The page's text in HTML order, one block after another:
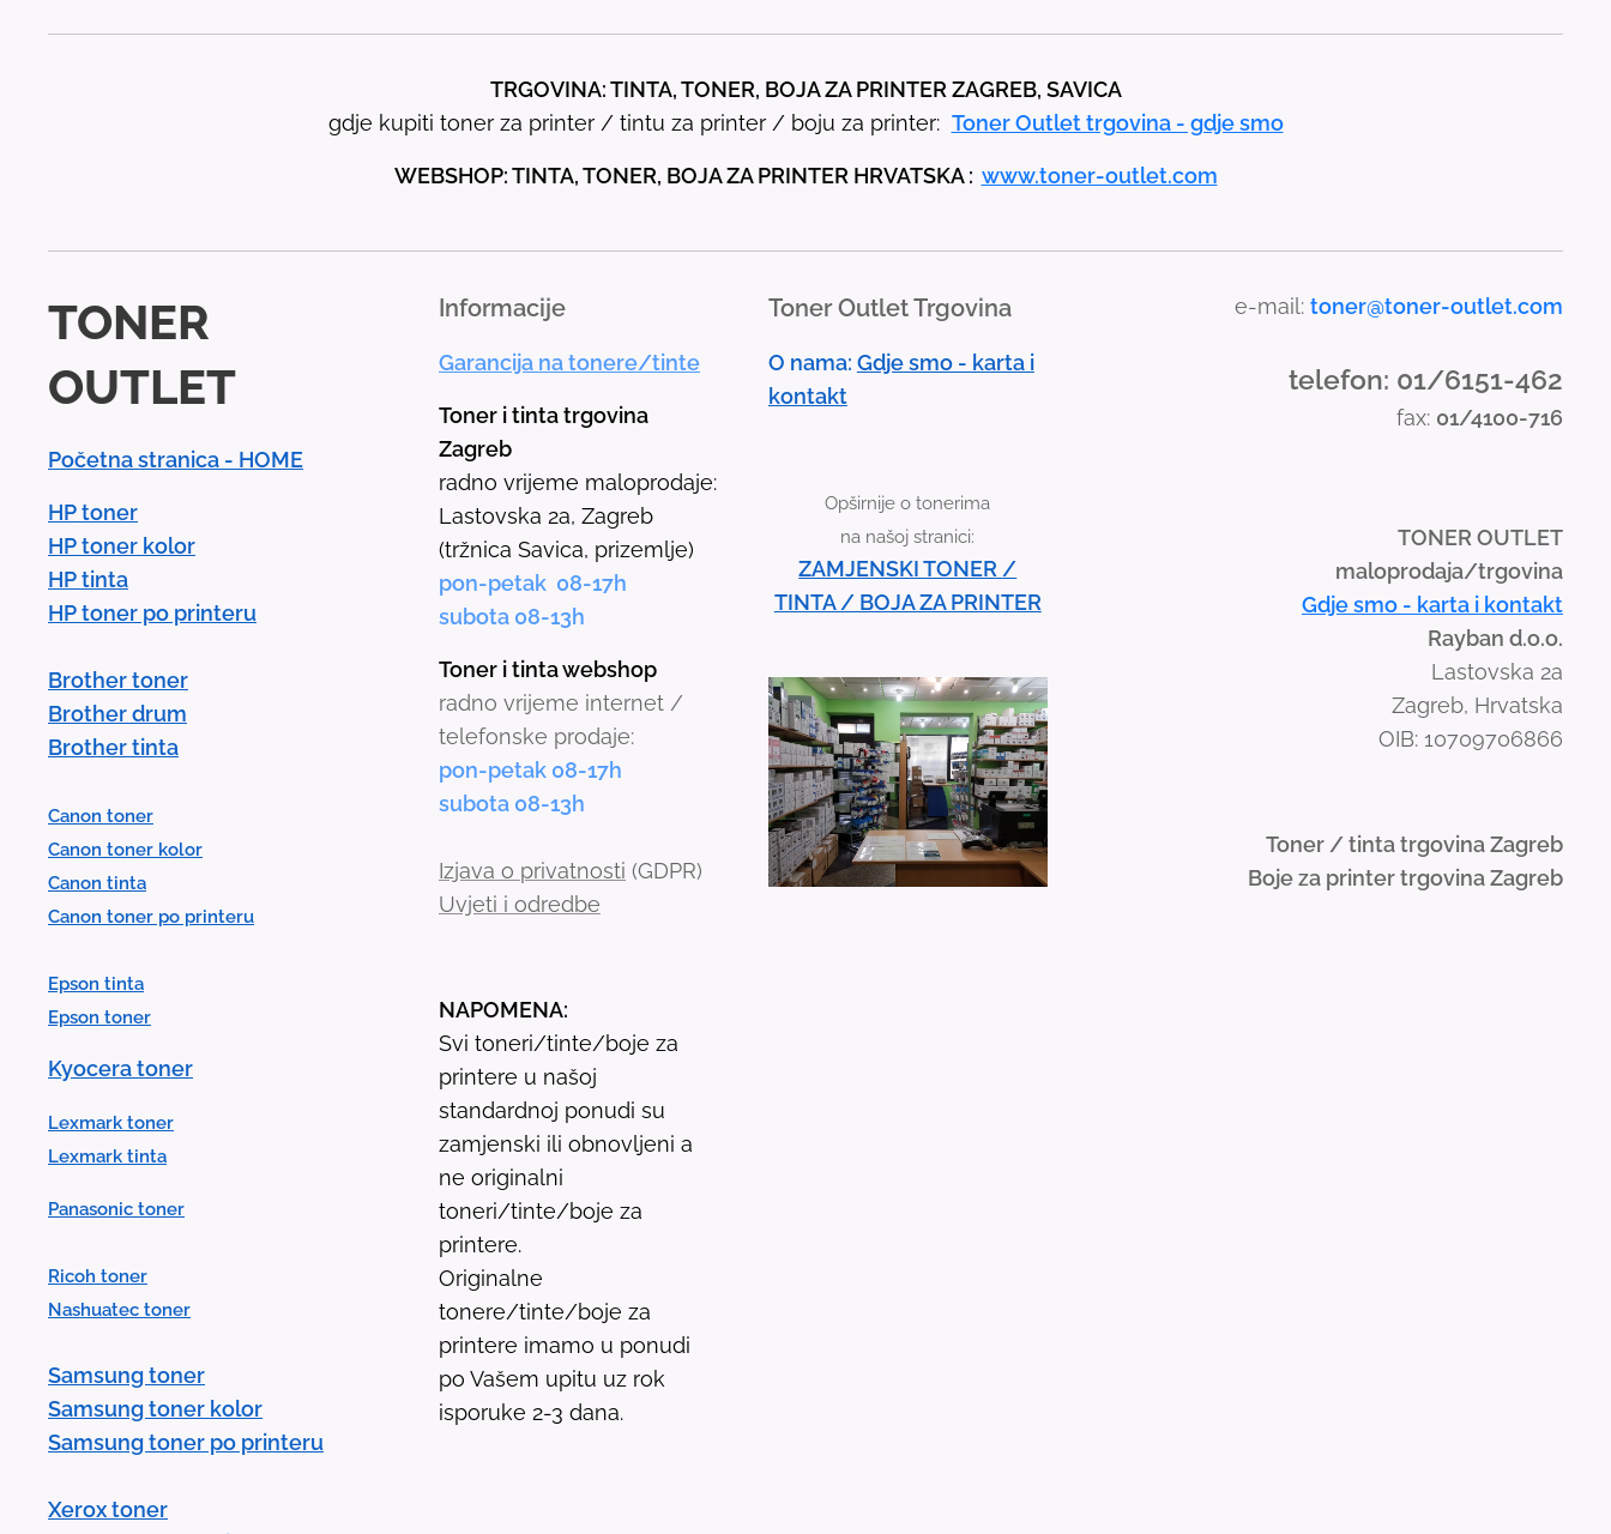
t
u
p
d
w
w
s
o
s
e
l
e
c
TRGOVINA: TINTA, TONER, BOJA ZA PRINTER ZAGREB, SAVICA
gdje kupiti toner za printer / tintu za printer / boju za printer: Toner Outlet trgovina - gdje smo
WEBSHOP: TINTA, TONER, BOJA ZA PRINTER HRVATSKA : www.toner-outlet.com
TONER
OUTLET
Početna stranica - HOME
HP toner
HP toner kolor
HP tinta
HP toner po printeru
Brother toner
Brother drum
Brother tinta
Canon toner
Canon toner kolor
Canon tinta
Canon toner po printeru
Epson tinta
Epson toner
Kyocera toner
Lexmark toner
Lexmark tinta
Panasonic toner
Ricoh toner
Nashuatec toner
Samsung toner
Samsung toner kolor
Samsung toner po printeru
Xerox toner
Informacije
Garancija na tonere/tinte
Toner i tinta trgovina
Zagreb
radno vrijeme maloprodaje:
Lastovska 2a, Zagreb
(tržnica Savica, prizemlje)
pon-petak 08-17h
subota 08-13h
Toner i tinta webshop
radno vrijeme internet /
telefonske prodaje:
pon-petak 08-17h
subota 08-13h
Izjava o privatnosti (GDPR)
Uvjeti i odredbe
NAPOMENA:
Svi toneri/tinte/boje za
printere u našoj
standardnoj ponudi su
zamjenski ili obnovljeni a
ne originalni
toneri/tinte/boje za
printere.
Originalne
tonere/tinte/boje za
printere imamo u ponudi
po Vašem upitu uz rok
isporuke 2-3 dana.
Toner Outlet Trgovina
O nama: Gdje smo - karta i
kontakt
Opširnije o tonerima
na našoj stranici:
ZAMJENSKI TONER /
TINTA / BOJA ZA PRINTER
e-mail: toner@toner-outlet.com
telefon: 01/6151-462
fax: 01/4100-716
TONER OUTLET
maloprodaja/trgovina
Gdje smo - karta i kontakt
Rayban d.o.o.
Lastovska 2a
Zagreb, Hrvatska
OIB: 10709706866
Toner / tinta trgovina Zagreb
Boje za printer trgovina Zagreb